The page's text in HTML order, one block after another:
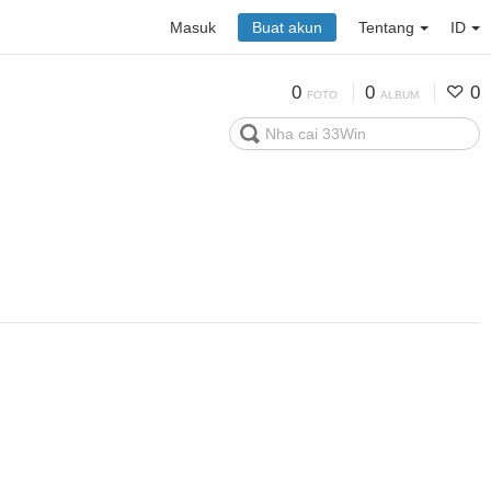
Masuk Buat akun Tentang ID
0 FOTO 0 ALBUM 0